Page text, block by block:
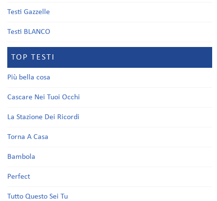
Testi Gazzelle
Testi BLANCO
TOP TESTI
Più bella cosa
Cascare Nei Tuoi Occhi
La Stazione Dei Ricordi
Torna A Casa
Bambola
Perfect
Tutto Questo Sei Tu